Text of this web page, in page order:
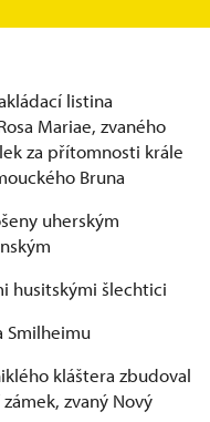
zámku
listina
Mariae, zvaného
za přítomnosti krále
Bruna
uherským
husitskými šlechtici
Smilheimu
kláštera zbudoval
zvaný Nový